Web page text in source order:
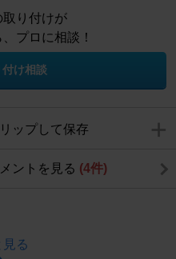
取り付けが
プロに相談！
け相談
ップして保存
ントを見る (4件)
見る